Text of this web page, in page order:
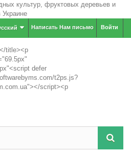
Войти
Написать Нам письмо